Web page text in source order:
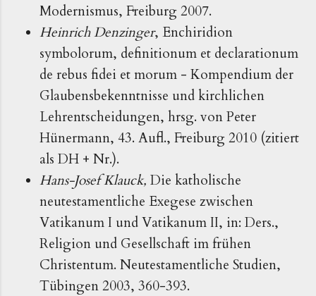
Modernismus, Freiburg 2007.
Heinrich Denzinger, Enchiridion
symbolorum, definitionum et declarationum
de rebus fidei et morum - Kompendium der
Glaubensbekenntnisse und kirchlichen
Lehrentscheidungen, hrsg. von Peter
Hünermann, 43. Aufl., Freiburg 2010 (zitiert
als DH + Nr.).
Hans-Josef Klauck, Die katholische
neutestamentliche Exegese zwischen
Vatikanum I und Vatikanum II, in: Ders.,
Religion und Gesellschaft im frühen
Christentum. Neutestamentliche Studien,
Tübingen 2003, 360-393.